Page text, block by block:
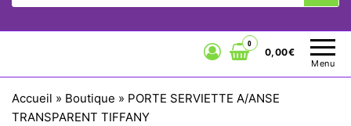
Menu
0
0,00€
Accueil » Boutique » PORTE SERVIETTE A/ANSE
TRANSPARENT TIFFANY